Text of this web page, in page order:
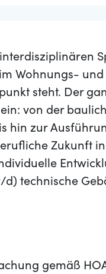
Wohnungs-
steht. Der
von der
hin zur
Zukunft
technische
gemäß